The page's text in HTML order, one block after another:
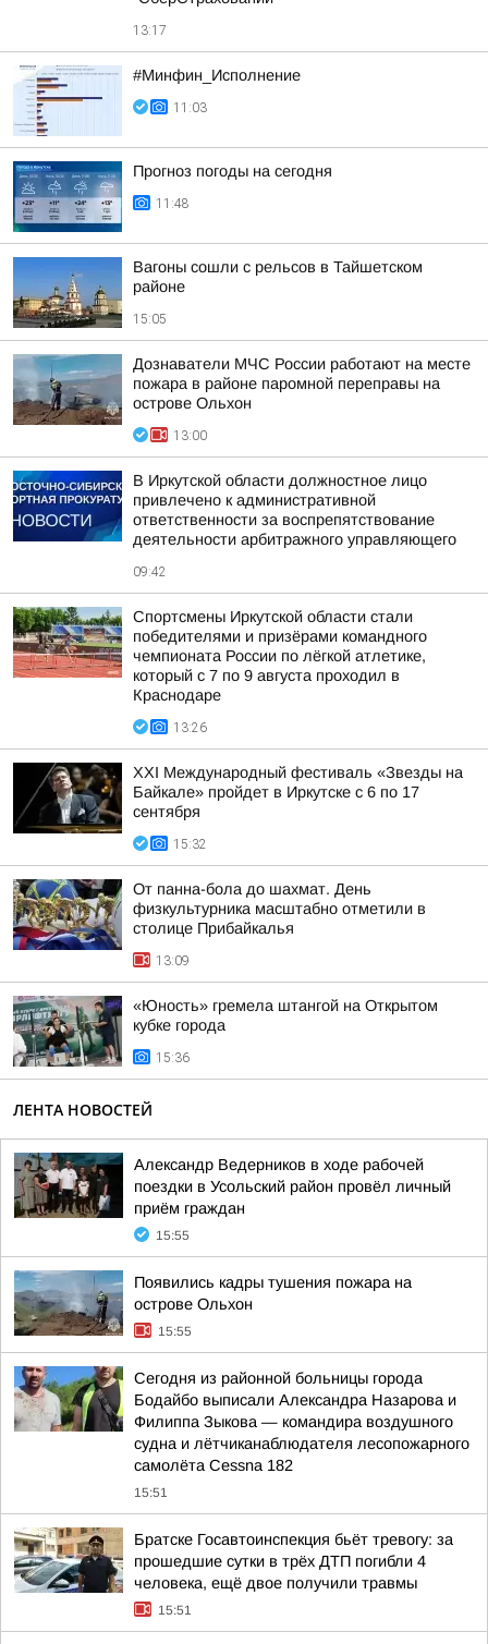
13:17
#Минфин_Исполнение
11:03
Прогноз погоды на сегодня
11:48
Вагоны сошли с рельсов в Тайшетском
районе
15:05
Дознаватели МЧС России работают на месте
пожара в районе паромной переправы на
острове Ольхон
13:00
В Иркутской области должностное лицо
привлечено к административной
ответственности за воспрепятствование
деятельности арбитражного управляющего
09:42
Спортсмены Иркутской области стали
победителями и призёрами командного
чемпионата России по лёгкой атлетике,
который с 7 по 9 августа проходил в
Краснодаре
13:26
XXI Международный фестиваль «Звезды на
Байкале» пройдет в Иркутске с 6 по 17
сентября
15:32
От панна-бола до шахмат. День
физкультурника масштабно отметили в
столице Прибайкалья
13:09
«Юность» гремела штангой на Открытом
кубке города
15:36
ЛЕНТА НОВОСТЕЙ
Александр Ведерников в ходе рабочей
поездки в Усольский район провёл личный
приём граждан
15:55
Появились кадры тушения пожара на
острове Ольхон
15:55
Сегодня из районной больницы города
Бодайбо выписали Александра Назарова и
Филиппа Зыкова — командира воздушного
судна и лётчиканаблюдателя лесопожарного
самолёта Cessna 182
15:51
Братске Госавтоинспекция бьёт тревогу: за
прошедшие сутки в трёх ДТП погибли 4
человека, ещё двое получили травмы
15:51